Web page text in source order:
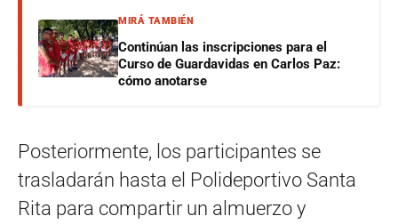
MIRÁ TAMBIÉN
Continúan las inscripciones para el
Curso de Guardavidas en Carlos Paz:
cómo anotarse
Posteriormente, los participantes se
trasladarán hasta el Polideportivo Santa
Rita para compartir un almuerzo y